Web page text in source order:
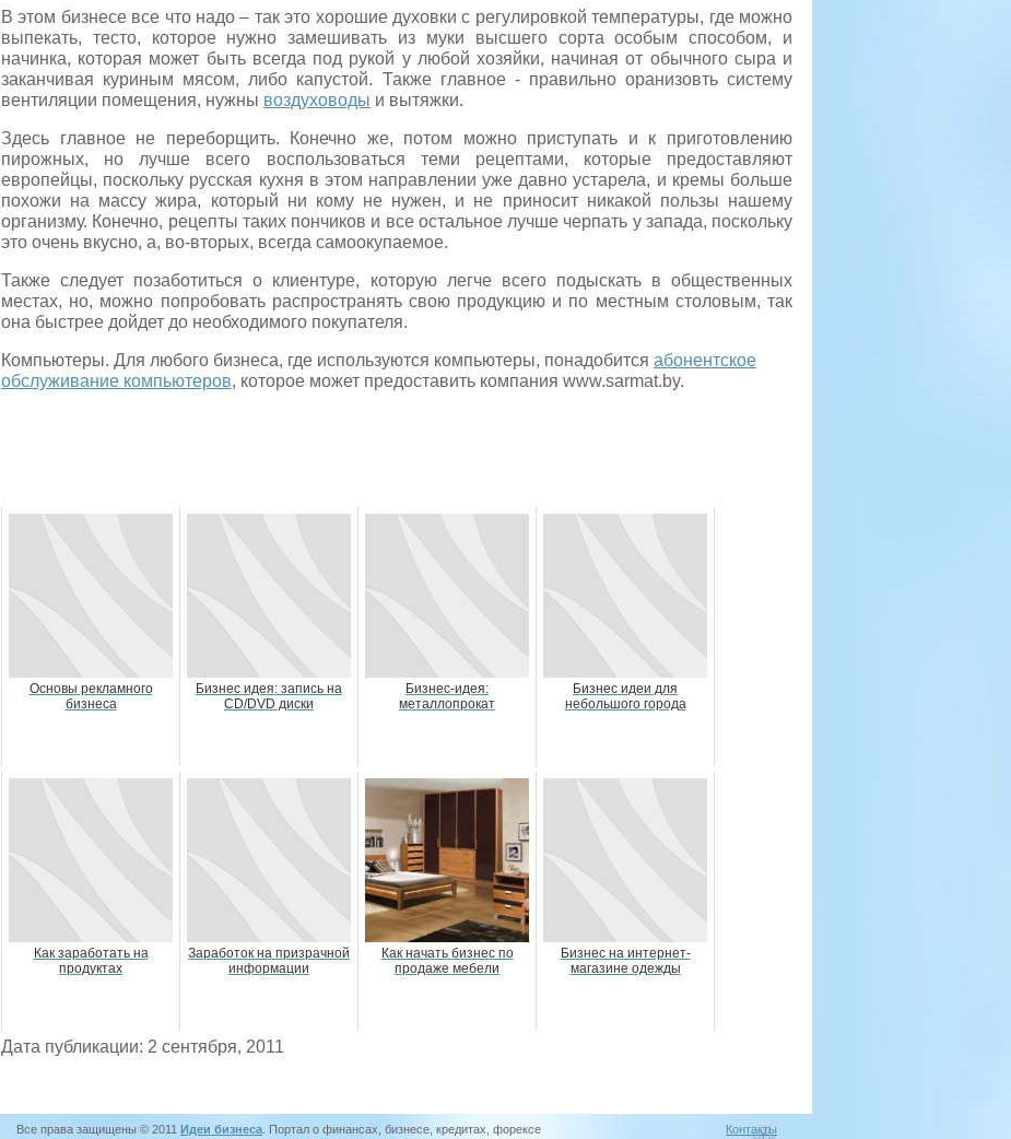
В этом бизнесе все что надо – так это хорошие духовки с регулировкой температуры, где можно
выпекать, тесто, которое нужно замешивать из муки высшего сорта особым способом, и
начинка, которая может быть всегда под рукой у любой хозяйки, начиная от обычного сыра и
заканчивая куриным мясом, либо капустой. Также главное - правильно оранизовть систему
вентиляции помещения, нужны воздуховоды и вытяжки.
Здесь главное не переборщить. Конечно же, потом можно приступать и к приготовлению
пирожных, но лучше всего воспользоваться теми рецептами, которые предоставляют
европейцы, поскольку русская кухня в этом направлении уже давно устарела, и кремы больше
похожи на массу жира, который ни кому не нужен, и не приносит никакой пользы нашему
организму. Конечно, рецепты таких пончиков и все остальное лучше черпать у запада, поскольку
это очень вкусно, а, во-вторых, всегда самоокупаемое.
Также следует позаботиться о клиентуре, которую легче всего подыскать в общественных
местах, но, можно попробовать распространять свою продукцию и по местным столовым, так
она быстрее дойдет до необходимого покупателя.
Компьютеры. Для любого бизнеса, где используются компьютеры, понадобится абонентское
обслуживание компьютеров, которое может предоставить компания www.sarmat.by.
Основы рекламного
бизнеса
Бизнес идея: запись на
CD/DVD диски
Бизнес-идея:
металлопрокат
Бизнес идеи для
небольшого города
Как заработать на
продуктах
Заработок на призрачной
информации
Как начать бизнес по
продаже мебели
Бизнес на интернет-
магазине одежды
Дата публикации: 2 сентября, 2011
Все права защищены © 2011 Идеи бизнеса . Портал о финансах, бизнесе, кредитах, форексе Контакты